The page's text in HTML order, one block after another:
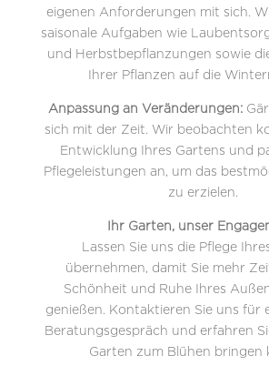
eigenen Anforderungen mit sich.
saisonale Aufgaben wie
und Herbstbepflanzungen sowie
Ihrer Pflanzen auf die
Anpassung an Veränderungen:
sich mit der Zeit. Wir beobachten
Entwicklung Ihres Gartens und
Pflegeleistungen an, um das
zu erzielen.
Ihr Garten, unser
Lassen Sie uns die Pflege
übernehmen, damit Sie mehr
Schönheit und Ruhe Ihres
genießen. Kontaktieren Sie uns für
Beratungsgespräch und erfahren
Garten zum Blühen bringen